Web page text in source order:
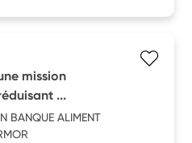
mission
...
BANQUE ALIMENT